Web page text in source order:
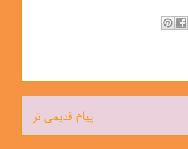
پیام قدیمی تر